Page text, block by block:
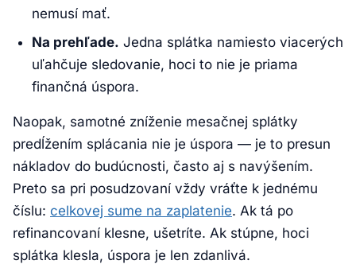
nemusí mať.
Na prehľade. Jedna splátka namiesto viacerých
uľahčuje sledovanie, hoci to nie je priama
finančná úspora.
Naopak, samotné zníženie mesačnej splátky
predĺžením splácania nie je úspora — je to presun
nákladov do budúcnosti, často aj s navýšením.
Preto sa pri posudzovaní vždy vráťte k jednému
číslu: celkovej sume na zaplatenie. Ak tá po
refinancovaní klesne, ušetríte. Ak stúpne, hoci
splátka klesla, úspora je len zdanlivá.